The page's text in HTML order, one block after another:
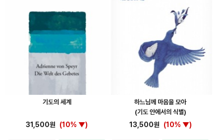
기도의 세계
31,500원 (10% ▼)
하느님께 마음을 모아
(기도 안에서의 식별)
13,500원 (10% ▼)